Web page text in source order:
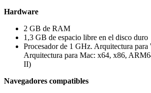
Hardware
2 GB de RAM
1,3 GB de espacio libre en el disco duro
Procesador de 1 GHz. Arquitectura
Arquitectura para Mac: x64, x86,
II)
Navegadores compatibles